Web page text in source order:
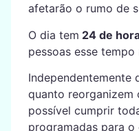
afetarão o rumo de
O dia tem 24 de
pessoas esse
Independentemente
quanto reorganizem
possível cumprir
programadas para o